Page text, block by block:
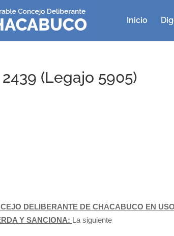
Inicio
(Legajo 5905)
DELIBERANTE DE CHACABUCO EN
Y SANCIONA: La siguiente